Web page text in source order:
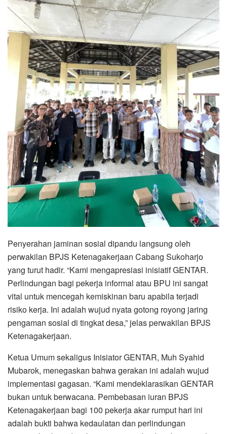
Penyerahan jaminan sosial dipandu langsung oleh
perwakilan BPJS Ketenagakerjaan Cabang Sukoharjo
yang turut hadir. “Kami mengapresiasi inisiatif GENTAR.
Perlindungan bagi pekerja informal atau BPU ini sangat
vital untuk mencegah kemiskinan baru apabila terjadi
risiko kerja. Ini adalah wujud nyata gotong royong jaring
pengaman sosial di tingkat desa,” jelas perwakilan BPJS
Ketenagakerjaan.
Ketua Umum sekaligus Inisiator GENTAR, Muh Syahid
Mubarok, menegaskan bahwa gerakan ini adalah wujud
implementasi gagasan. “Kami mendeklarasikan GENTAR
bukan untuk berwacana. Pembebasan iuran BPJS
Ketenagakerjaan bagi 100 pekerja akar rumput hari ini
adalah bukti bahwa kedaulatan dan perlindungan